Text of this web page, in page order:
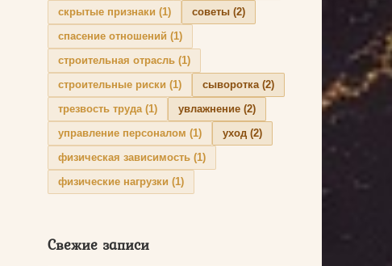
скрытые признаки (1) советы (2)
спасение отношений (1)
строительная отрасль (1)
строительные риски (1) сыворотка(2)
трезвость труда(1) увлажнение (2)
управление персоналом (1) уход (2)
физическая зависимость (1)
физические нагрузки (1)
Свежие записи